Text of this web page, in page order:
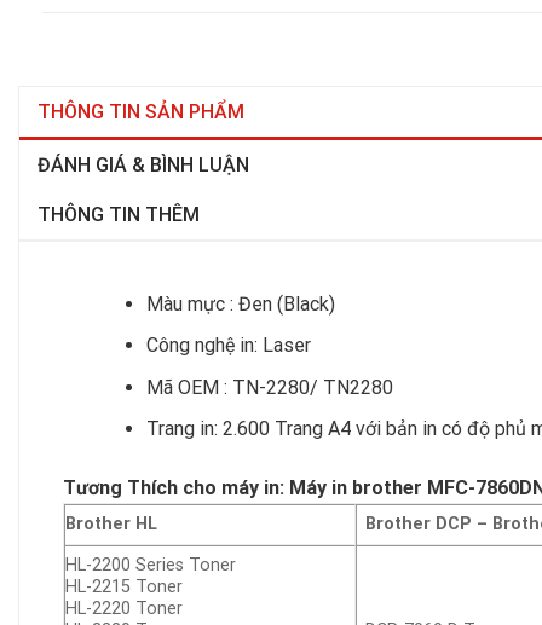
THÔNG TIN SẢN PHẨM
ĐÁNH GIÁ & BÌNH LUẬN
THÔNG TIN THÊM
Màu mực : Đen (Black)
Công nghệ in: Laser
Mã OEM : TN-2280/ TN2280
Trang in: 2.600 Trang A4 với bản in có độ phủ
Tương Thích cho máy in: Máy in brother MFC-
Brother HL Brother DCP –
HL-2200 Series Toner
HL-2215 Toner
HL-2220 Toner